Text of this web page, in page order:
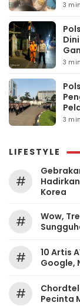
3
3
3
LIFESTYLE
#
Korea
#
Wow,
#
10 Artis
Google,
#
Pecinta